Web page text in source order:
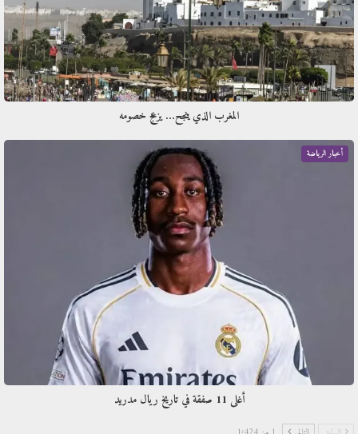
المغرب الذي ينجح… يزعج خصومه
أخبار الرياضة
أغلى 11 صفقة في تاريخ ريال مدريد